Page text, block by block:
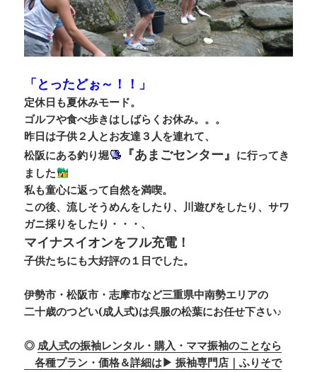
「とったどぉ～！！」
定休日も夏休みモード。
ゴルフや食べ歩きはしばらくお休み。。。
昨日は子供２人とお友達３人を連れて、
松阪にある釣り堀
『あまごセンター』 に行ってき
ました
私も童心に返って自然を満喫。
この後、流しそうめんをしたり、川遊びをしたり、サワ
ガニ採りをしたり・・・、
マイナスイオンをフル充電！
子供たちにも大好評の１日でした。
伊勢市・松阪市・志摩市など三重県中南勢エリアの
二十歳のつどい(成人式)は呉服の松葉にお任せ下さい♪
◎ 成人式の振袖レンタル・購入・ママ振袖のことなら
各種プラン・価格＆詳細は▶ 振袖専門店｜ふりそで